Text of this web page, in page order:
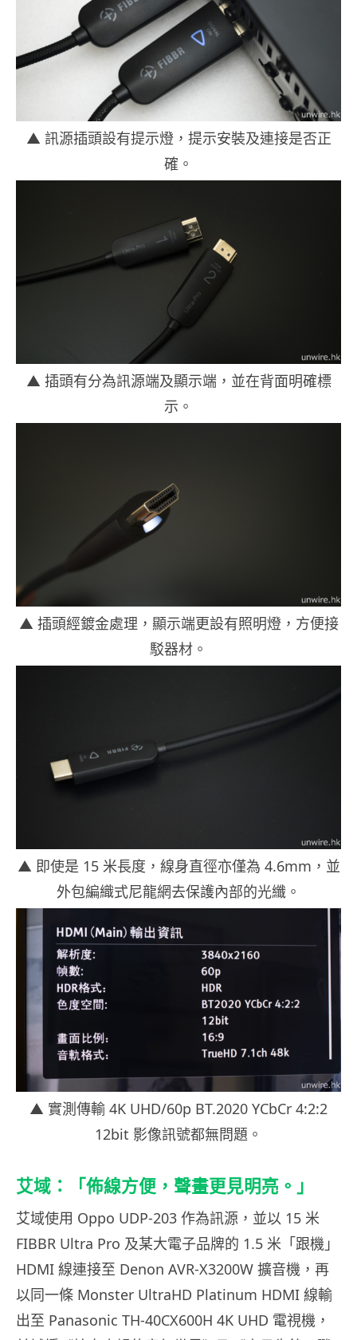
▲ 訊源插頭設有提示燈，提示安裝及連接是否正
確。
▲ 插頭有分為訊源端及顯示端，並在背面明確標
示。
▲ 插頭經鍍金處理，顯示端更設有照明燈，方便接
駁器材。
▲ 即使是 15 米長度，線身直徑亦僅為 4.6mm，並
外包編織式尼龍網去保護內部的光纖。
▲ 實測傳輸 4K UHD/60p BT.2020 YCbCr 4:2:2
12bit 影像訊號都無問題。
艾域：「佈線方便，聲畫更見明亮。」
艾域使用 Oppo UDP-203 作為訊源，並以 15 米
FIBBR Ultra Pro 及某大電子品牌的 1.5 米「跟機」
HDMI 線連接至 Denon AVR-X3200W 擴音機，再
以同一條 Monster UltraHD Platinum HDMI 線輸
出至 Panasonic TH-40CX600H 4K UHD 電視機，